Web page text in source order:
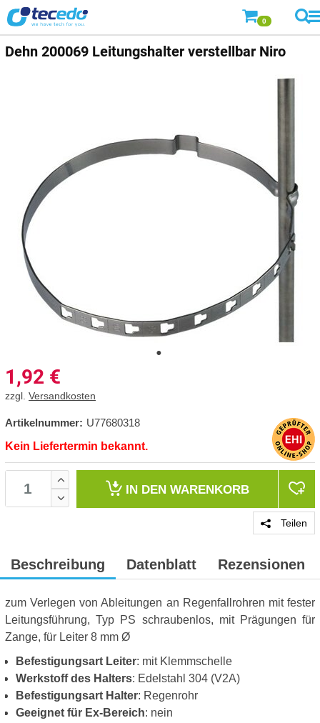
0
Dehn 200069 Leitungshalter verstellbar Niro
1,92 €
zzgl. Versandkosten
Artikelnummer: U77680318
Kein Liefertermin bekannt.
IN DEN WARENKORB
Teilen
Beschreibung Datenblatt Rezensionen
zum Verlegen von Ableitungen an Regenfallrohren mit fester
Leitungsführung, Typ PS schraubenlos, mit Prägungen für
Zange, für Leiter 8 mm Ø
Befestigungsart Leiter: mit Klemmschelle
Werkstoff des Halters: Edelstahl 304 (V2A)
Befestigungsart Halter: Regenrohr
Geeignet für Ex-Bereich: nein